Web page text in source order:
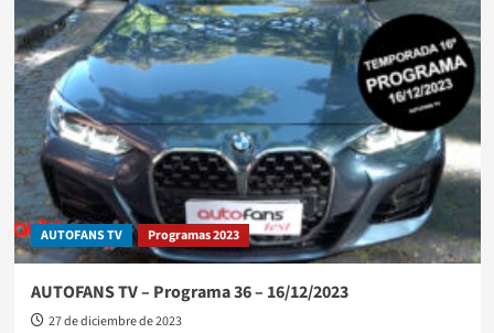
AUTOFANS TV Programas 2023
AUTOFANS TV – Programa 36 – 16/12/2023
27 de diciembre de 2023